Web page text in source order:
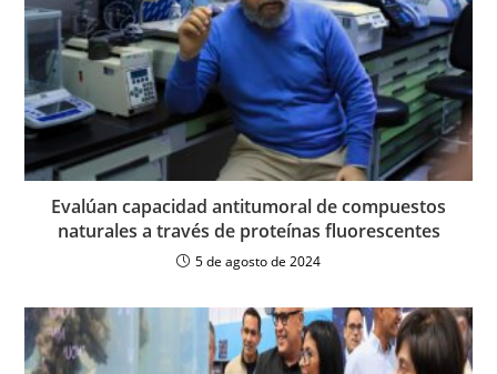
Evalúan capacidad antitumoral de compuestos
naturales a través de proteínas fluorescentes
5 de agosto de 2024